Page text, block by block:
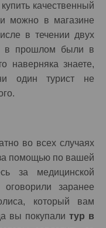
качественный
можно в магазине
в течении двух
в прошлом были в
наверняка знаете,
один турист не
во всех случаях
помощью по вашей
за медицинской
заранее
который вам
вы покупали тур в